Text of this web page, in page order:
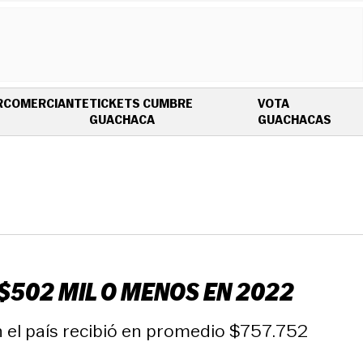
COMERCIANTETICKETS CUMBRE
GUACHACAOPENS IN NEW WINDOW
VOTA
GUACHACAS
$502 MIL O MENOS EN 2022
país recibió en promedio $757.752